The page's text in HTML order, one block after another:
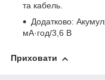
та кабель.
Додатково:
мА·год/3,6 В
Приховати